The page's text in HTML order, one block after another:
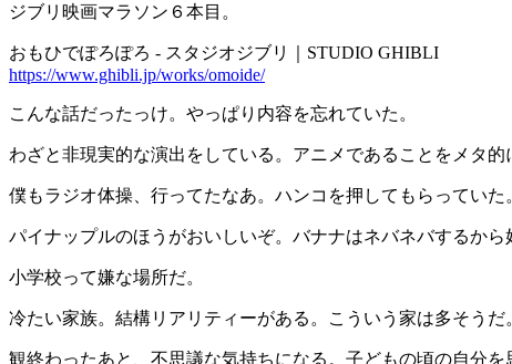
ジブリ映画マラソン６本目。
おもひでぽろぽろ - スタジオジブリ｜STUDIO GHIBLI
https://www.ghibli.jp/works/omoide/
こんな話だったっけ。やっぱり内容を忘れていた。
わざと非現実的な演出をしている。アニメであることをメタ的
僕もラジオ体操、行ってたなあ。ハンコを押してもらっていた
パイナップルのほうがおいしいぞ。バナナはネバネバするから
小学校って嫌な場所だ。
冷たい家族。結構リアリティーがある。こういう家は多そうだ
観終わったあと、不思議な気持ちになる。子どもの頃の自分を